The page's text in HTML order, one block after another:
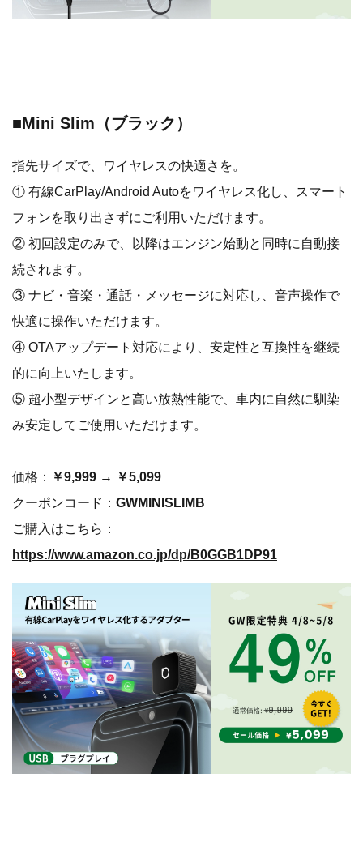
■Mini Slim（ブラック）
指先サイズで、ワイヤレスの快適さを。
① 有線CarPlay/Android Autoをワイヤレス化し、スマート
フォンを取り出さずにご利用いただけます。
② 初回設定のみで、以降はエンジン始動と同時に自動接
続されます。
③ ナビ・音楽・通話・メッセージに対応し、音声操作で
快適に操作いただけます。
④ OTAアップデート対応により、安定性と互換性を継続
的に向上いたします。
⑤ 超小型デザインと高い放熱性能で、車内に自然に馴染
み安定してご使用いただけます。
価格： ￥9,999 → ￥5,099
クーポンコード： GWMINISLIMB
ご購入はこちら：
https://www.amazon.co.jp/dp/B0GGB1DP91